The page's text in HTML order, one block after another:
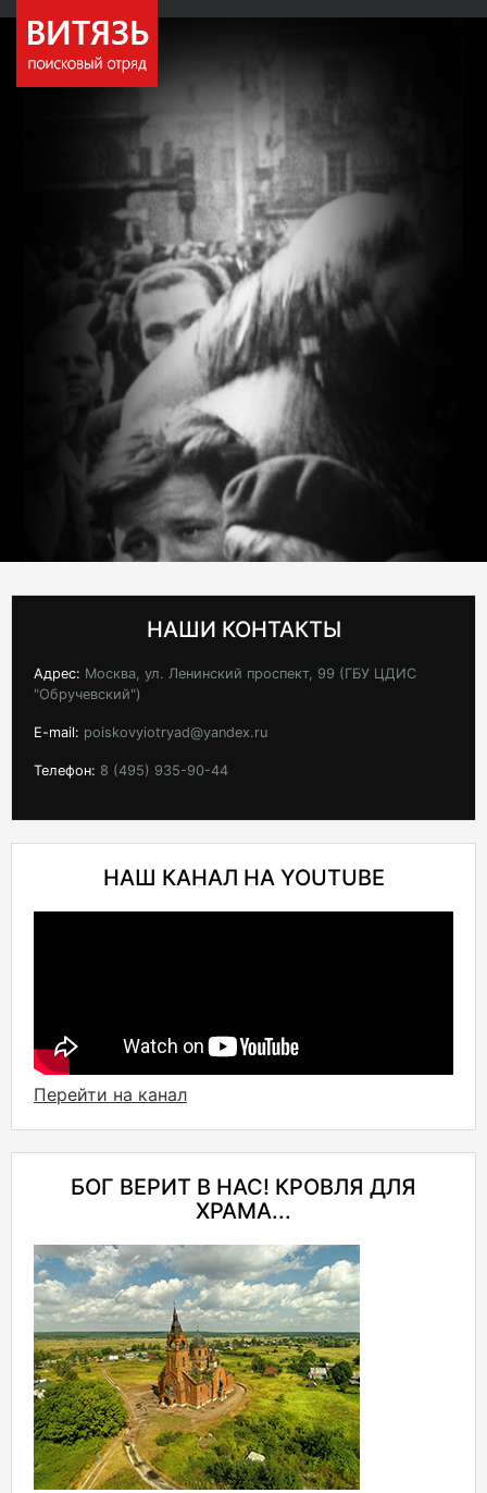
НАШИ КОНТАКТЫ
Адрес: Москва, ул. Ленинский проспект, 99 (ГБУ ЦДИС
"Обручевский")
E-mail: poiskovyiotryad@yandex.ru
Телефон: 8 (495) 935-90-44
НАШ КАНАЛ НА YOUTUBE
Перейти на канал
БОГ ВЕРИТ В НАС! КРОВЛЯ ДЛЯ
ХРАМА...